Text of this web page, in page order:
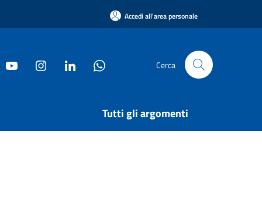
Accedi all'area personale
Cerca
Tutti gli argomenti